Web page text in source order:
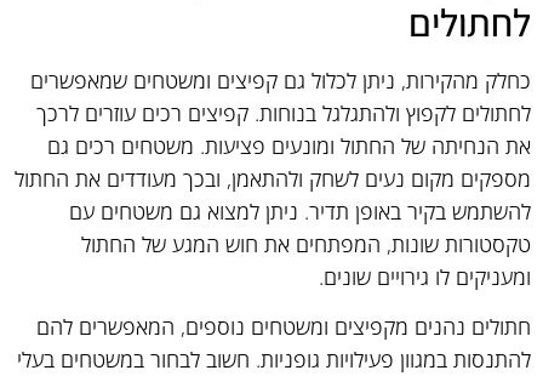
לחתולים
כחלק מהקירות, ניתן לכלול גם קפיצים ומשטחים שמאפשרים
לחתולים לקפוץ ולהתגלגל בנוחות. קפיצים רכים עוזרים לרכך
את הנחיתה של החתול ומונעים פציעות. משטחים רכים גם
מספקים מקום נעים לשחק ולהתאמן, ובכך מעודדים את החתול
להשתמש בקיר באופן תדיר. ניתן למצוא גם משטחים עם
טקסטורות שונות, המפתחים את חוש המגע של החתול
ומעניקים לו גירויים שונים.
חתולים נהנים מקפיצים ומשטחים נוספים, המאפשרים להם
להתנסות במגוון פעילויות גופניות. חשוב לבחור במשטחים בעלי